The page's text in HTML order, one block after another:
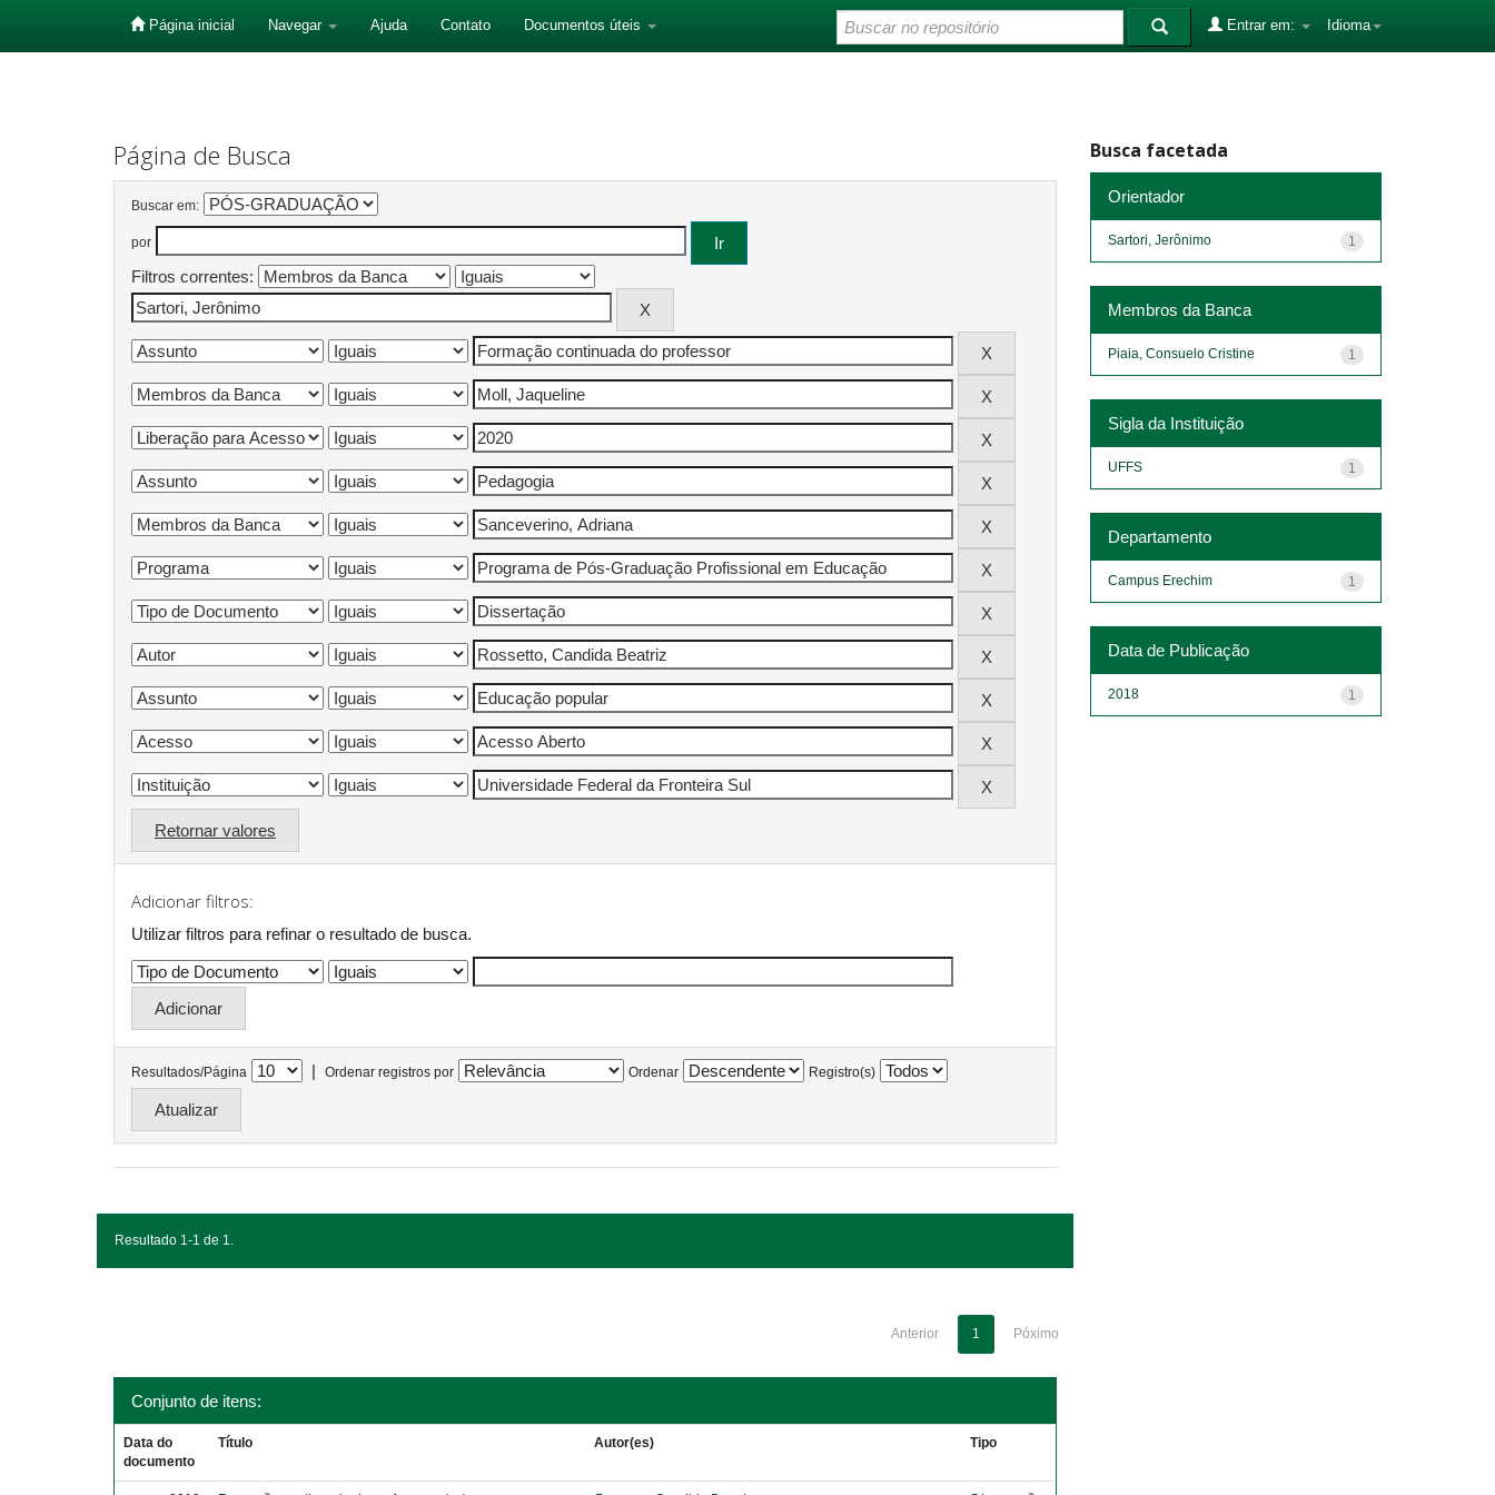
Página inicial Navegar Ajuda Contato Documentos úteis Idioma
Entrar em:
Página de Busca
Buscar em:
por
Filtros correntes:
Retornar valores
Adicionar filtros:
Utilizar filtros para refinar o resultado de busca.
Resultados/Página | Ordenar registros por Ordenar Registro(s)
Resultado 1-1 de 1.
Anterior 1 Póximo
Conjunto de itens:
Data do
documento
Título Autor(es) Tipo
Busca facetada
Orientador
1
Sartori, Jerônimo
Membros da Banca
1
Piaia, Consuelo Cristine
Sigla da Instituição
1
UFFS
Departamento
1
Campus Erechim
Data de Publicação
1
2018